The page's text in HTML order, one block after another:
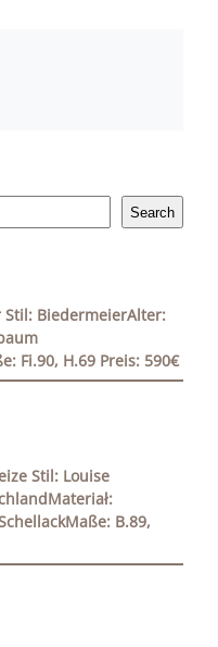
Search
BiedermeierAlter:
Fi.90, H.69 Preis: 590€
Stil: Louise
B.89,